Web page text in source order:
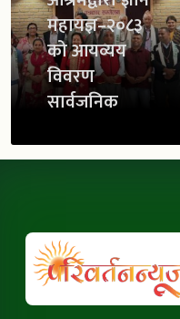
महायज्ञ–२०८३
को आयव्यय
विवरण
सार्वजनिक